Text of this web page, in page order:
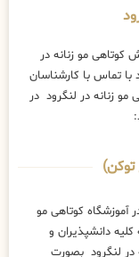
مو زنانه در
با تماس با کارشناسان
زنانه در لنگرود در
توکن)
آموزشگاه کوتاهی مو
دانشپذیران و
در لنگرود بصورت